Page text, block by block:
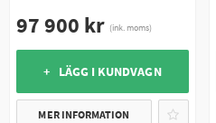
97 900 kr (ink. moms)
+ LÄGG I KUNDVAGN
MER INFORMATION